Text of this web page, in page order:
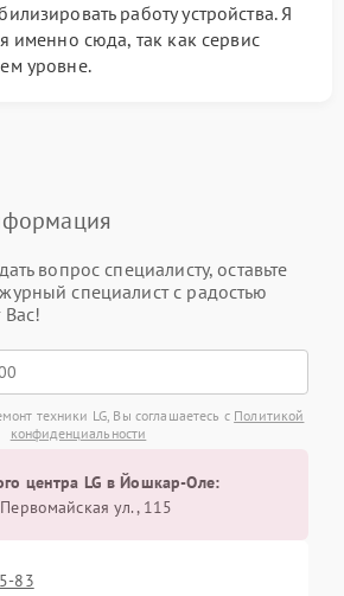
работу устройства. Я
именно сюда, так как сервис
уровне.
вопрос специалисту, оставьте
специалист с радостью
Вас!
техники LG, Вы соглашаетесь с Политикой
конфиденциальности
центра LG в Йошкар-Оле:
ул., 115
83